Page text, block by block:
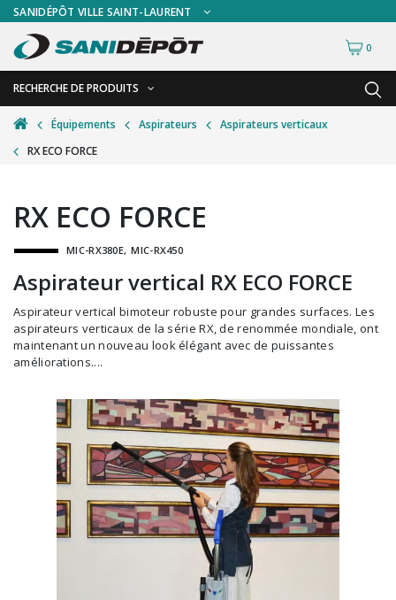
SANIDÉPÔT VILLE SAINT-LAURENT
0
RECHERCHE DE PRODUITS
RETOUR
Accessoires de sécurité
Accessoires pour le lavage de mur
Accessoires pour salles de bain
Alimentaire
Autres accessoires
Balais et porte-poussières
Brosses et manches
Cendriers
Chariots et manutention
Distributrices et supports
Grattoirs, moutons et racloirs pour vitres/planchers
RETOUR
Gants
Plexiglas
Signalisations
Test de diagnostic
Thermomètre
Vêtements de sécurité
Équipements Aspirateurs
Aspirateurs verticaux
RX ECO FORCE
RX ECO FORCE
MIC-RX380E MIC-RX450
Aspirateur vertical RX ECO FORCE
Aspirateur vertical bimoteur robuste pour grandes surfaces. Les
aspirateurs verticaux de la série RX, de renommée mondiale, ont
maintenant un nouveau look élégant avec de puissantes
améliorations....